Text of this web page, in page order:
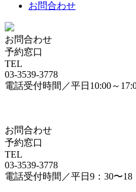
お問合わせ
お問合わせ
予約窓口
TEL
03-3539-3778
電話受付時間／平日10:00～
お問合わせ
予約窓口
TEL
03-3539-3778
電話受付時間／平日9：30〜18